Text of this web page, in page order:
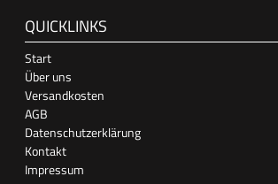
QUICKLINKS
Start
Über uns
Versandkosten
AGB
Datenschutzerklärung
Kontakt
Impressum